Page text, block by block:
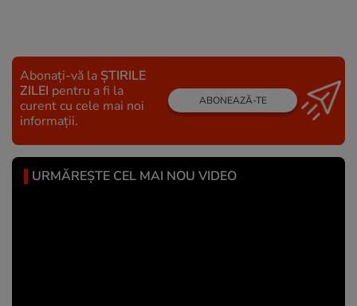
Abonați-vă la ȘTIRILE
ZILEI pentru a fi la
curent cu cele mai noi
informații.
ABONEAZĂ-TE
URMĂREȘTE CEL MAI NOU VIDEO